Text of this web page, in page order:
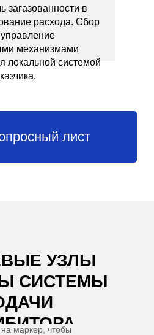
загазованности в
расхода. Сбор
механизмами
локальной системой
УЗЛЫ
СИСТЕМЫ
на маркер, чтобы